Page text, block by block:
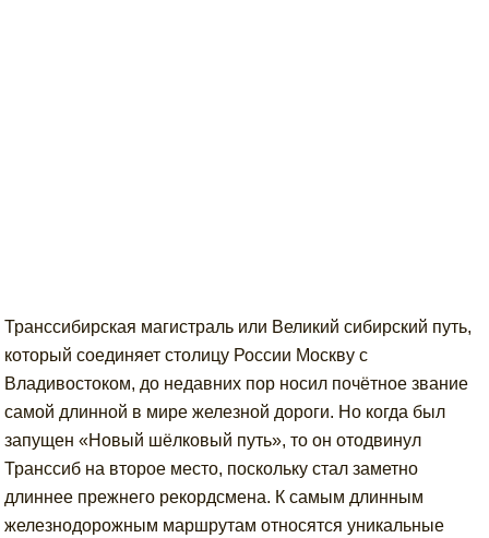
Транссибирская магистраль или Великий сибирский путь,
который соединяет столицу России Москву с
Владивостоком, до недавних пор носил почётное звание
самой длинной в мире железной дороги. Но когда был
запущен «Новый шёлковый путь», то он отодвинул
Транссиб на второе место, поскольку стал заметно
длиннее прежнего рекордсмена. К самым длинным
железнодорожным маршрутам относятся уникальные